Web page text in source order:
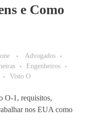
e Como
Advogados
Engenheiros
Visto O
O-1, requisitos,
nos EUA como